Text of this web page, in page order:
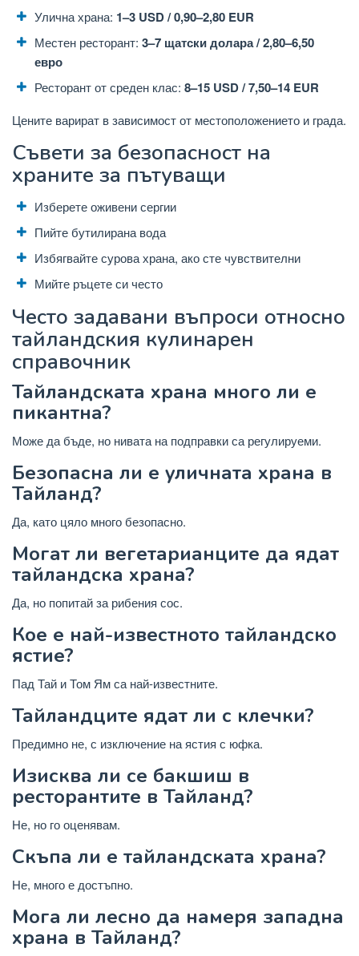
Улична храна: 1–3 USD / 0,90–2,80 EUR
Местен ресторант: 3–7 щатски долара / 2,80–6,50
евро
Ресторант от среден клас: 8–15 USD / 7,50–14 EUR
Цените варират в зависимост от местоположението и града.
Съвети за безопасност на
храните за пътуващи
Изберете оживени сергии
Пийте бутилирана вода
Избягвайте сурова храна, ако сте чувствителни
Мийте ръцете си често
Често задавани въпроси относно
тайландския кулинарен
справочник
Тайландската храна много ли е
пикантна?
Може да бъде, но нивата на подправки са регулируеми.
Безопасна ли е уличната храна в
Тайланд?
Да, като цяло много безопасно.
Могат ли вегетарианците да ядат
тайландска храна?
Да, но попитай за рибения сос.
Кое е най-известното тайландско
ястие?
Пад Тай и Том Ям са най-известните.
Тайландците ядат ли с клечки?
Предимно не, с изключение на ястия с юфка.
Изисква ли се бакшиш в
ресторантите в Тайланд?
Не, но го оценявам.
Скъпа ли е тайландската храна?
Не, много е достъпно.
Мога ли лесно да намеря западна
храна в Тайланд?